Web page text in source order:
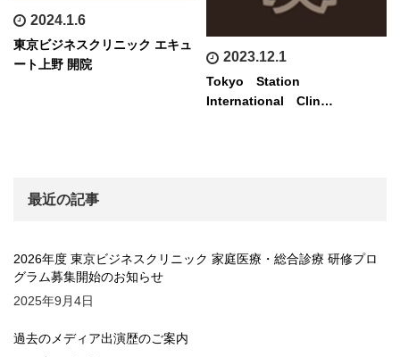
2024.1.6
東京ビジネスクリニック エキュ
ート上野 開院
2023.12.1
Tokyo Station
International Clin…
最近の記事
2026年度 東京ビジネスクリニック 家庭医療・総合診療 研修プロ
グラム募集開始のお知らせ
2025年9月4日
過去のメディア出演歴のご案内